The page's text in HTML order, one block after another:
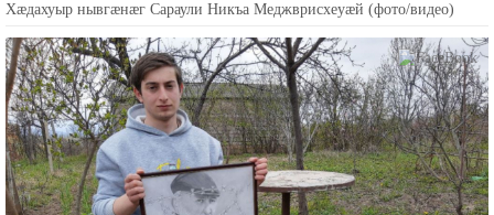
Хæдахуыр нывгæнæг Сараули Никъа Меджврисхеуæй (фото/видео)